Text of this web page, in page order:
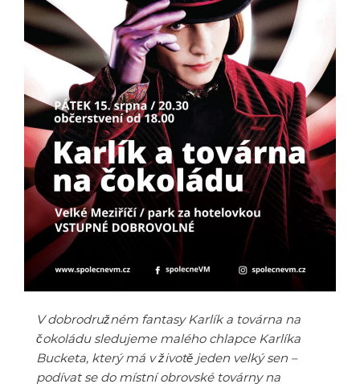
V dobrodružném fantasy Karlík a továrna na
čokoládu sledujeme malého chlapce Karlíka
Bucketa, který má v životě jeden velký sen –
podívat se do místní obrovské továrny na